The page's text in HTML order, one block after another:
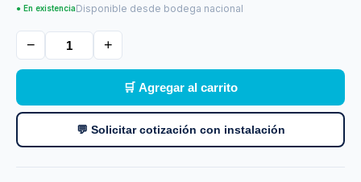
● En existenciaDisponible desde bodega nacional
− +
🛒 Agregar al carrito
💬 Solicitar cotización con instalación